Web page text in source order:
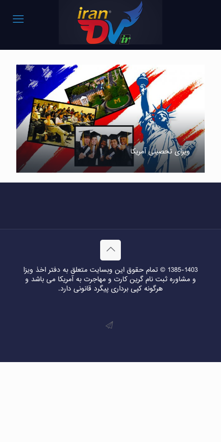
ویزای تحصیلی آمریکا
1385-1403 © تمام حقوق این وبسایت متعلق به دفتر اخذ ویزا
و مشاوره ثبت نام گرین کارت و مهاجرت به آمریکا می باشد و
هرگونه کپی برداری پیگرد قانونی دارد.